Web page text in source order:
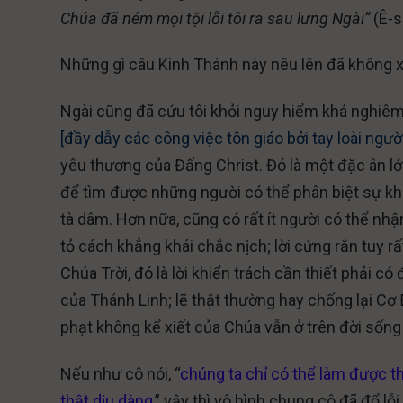
Chúa đã ném mọi tội lỗi tôi ra sau lưng Ngài”(Ê-
Những gì câu Kinh Thánh này nêu lên đã
Ngài cũng đã cứu tôi khỏi nguy hiểm khá
[đầy dẫy các công việc tôn giáo bởi tay loài
yêu thương của Đấng Christ. Đó là một đặc ân
để tìm được những người có thể phân biệt sự
tà dâm. Hơn nữa, cũng có rất ít người có thể
tỏ cách khẳng khái chắc nịch; lời cứng rắn tuy
Chúa Trời, đó là lời khiển trách cần thiết phải
của Thánh Linh; lẽ thật thường hay chống lại
phạt không kể xiết của Chúa vẫn ở trên đời
Nếu như cô nói, “chúng ta chỉ có thể làm được